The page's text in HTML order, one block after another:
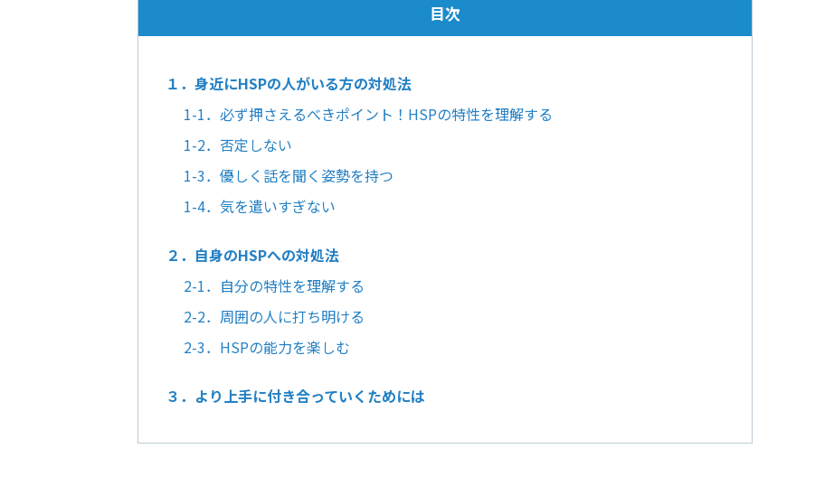
目次
１．身近にHSPの人がいる方の対処法
1-1．必ず押さえるべきポイント！HSPの特性を理解する
1-2．否定しない
1-3．優しく話を聞く姿勢を持つ
1-4．気を遣いすぎない
２．自身のHSPへの対処法
2-1．自分の特性を理解する
2-2．周囲の人に打ち明ける
2-3．HSPの能力を楽しむ
３．より上手に付き合っていくためには